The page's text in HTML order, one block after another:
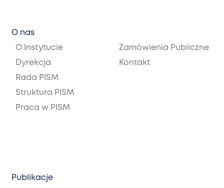
O nas
O Instytucie
Dyrekcja
Rada PISM
Struktura PISM
Praca w PISM
Zamówienia Publiczne
Kontakt
Publikacje